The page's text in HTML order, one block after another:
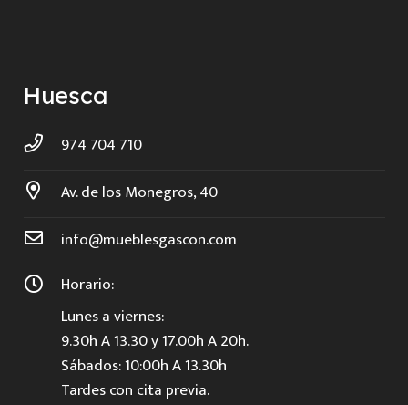
Huesca
974 704 710
Av. de los Monegros, 40
info@mueblesgascon.com
Horario:
Lunes a viernes:
9.30h A 13.30 y 17.00h A 20h.
Sábados: 10:00h A 13.30h
Tardes con cita previa.